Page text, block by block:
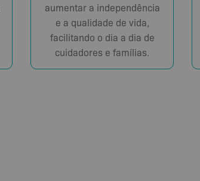
aumentar a independência
e a qualidade de vida,
facilitando o dia a dia de
cuidadores e famílias.